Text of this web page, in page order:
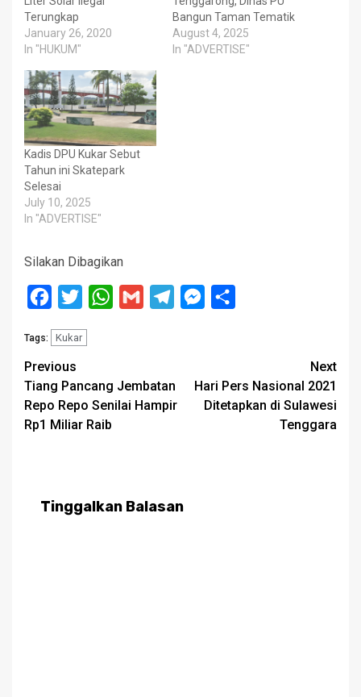
Terungkap
January 26, 2020
In "HUKUM"
Bangun Taman Tematik
August 4, 2025
In "ADVERTISE"
Kadis DPU Kukar Sebut
Tahun ini Skatepark
Selesai
July 10, 2025
In "ADVERTISE"
Silakan Dibagikan
Facebook
Twitter WhatsApp
Gmail TelegramMessenger
Tags: Kukar
Post
navigation
Previous
Tiang Pancang Jembatan
Repo Repo Senilai Hampir
Rp1 Miliar Raib
Next
Hari Pers Nasional 2021
Ditetapkan di Sulawesi
Tenggara
Tinggalkan Balasan